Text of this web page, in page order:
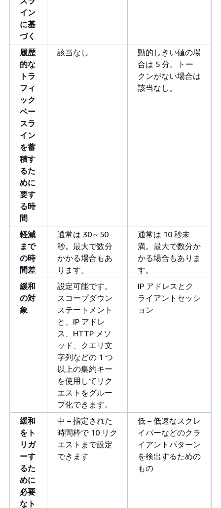
イン
に基
づく
履歴
的な
トラ
フィ
ック
ベー
スラ
イン
を蓄
積す
るた
めに
要す
る時
間
該当なし
動的しきい値の場
合は 5 分。トー
クンがない場合は
該当なし。
軽減
まで
の時
間差
通常は 30～50
秒。最大で数分
かかる場合もあ
ります。
通常は 10 秒未
満。最大で数分か
かる場合もありま
す。
緩和
の対
象
設定可能です。
スコープダウン
ステートメント
と、IP アドレ
ス、HTTP メソ
ッド、クエリ文
字列などの 1 つ
以上の集約キー
を使用してリク
エストをグルー
プ化できます。
IP アドレスとク
ライアントセッシ
ョン
緩和
をト
リガ
ーす
るた
めに
必要
なト
中 – 指定された
時間枠で 10 リク
エストまで設定
できます
低 – 低速なスクレ
イパーなどのクラ
イアントパターン
を検出するための
もの